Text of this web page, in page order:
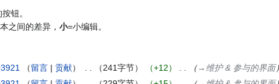
钮。
之间的差异， 小=小编辑。
留言 贡献 241字节 +12
→‎维护 & 参与的界面